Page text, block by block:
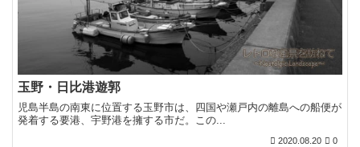
玉野・日比港遊郭
児島半島の南東に位置する玉野市は、四国や瀬戸内の離島への船便が
発着する要港、宇野港を擁する市だ。この...
2020.08.20 0